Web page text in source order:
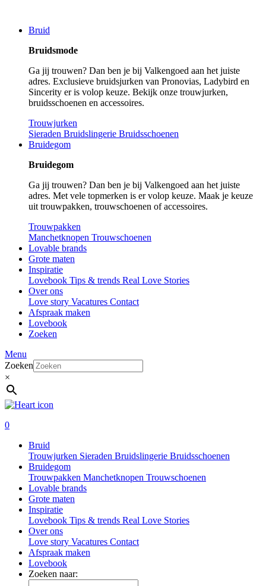
Bruid
Bruidsmode
Ga jij trouwen? Dan ben je bij Valkengoed aan het juiste
adres. Exclusieve bruidsjurken van Pronovias, Ladybird en
Sincerity er is volop keuze. Bekijk onze trouwjurken,
bruidsschoenen en accessoires.
Trouwjurken
Sieraden Bruidslingerie Bruidsschoenen
Bruidegom
Bruidegom
Ga jij trouwen? Dan ben je bij Valkengoed aan het juiste
adres. Met vele topmerken is er volop keuze. Maak je keuze
uit trouwpakken, trouwschoenen of accessoires.
Trouwpakken
Manchetknopen Trouwschoenen
Lovable brands
Grote maten
Inspiratie
Lovebook Tips & trends Real Love Stories
Over ons
Love story Vacatures Contact
Afspraak maken
Lovebook
Zoeken
Menu
Zoeken
×
0
Bruid
Trouwjurken Sieraden Bruidslingerie Bruidsschoenen
Bruidegom
Trouwpakken Manchetknopen Trouwschoenen
Lovable brands
Grote maten
Inspiratie
Lovebook Tips & trends Real Love Stories
Over ons
Love story Vacatures Contact
Afspraak maken
Lovebook
Zoeken naar: